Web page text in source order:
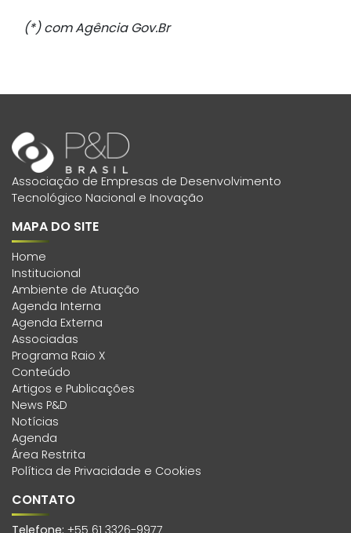
(*) com Agência Gov.Br
Associação de Empresas de Desenvolvimento
Tecnológico Nacional e Inovação
MAPA DO SITE
Home
Institucional
Ambiente de Atuação
Agenda Interna
Agenda Externa
Associadas
Programa Raio X
Conteúdo
Artigos e Publicações
News P&D
Notícias
Agenda
Área Restrita
Política de Privacidade e Cookies
CONTATO
Telefone: +55 61 3326-9977